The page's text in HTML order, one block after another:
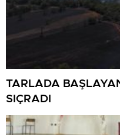
TARLADA
SIÇRADI